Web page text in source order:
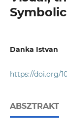
Symbolic
Danka Istvan
https://doi.org/
ABSZTRAKT